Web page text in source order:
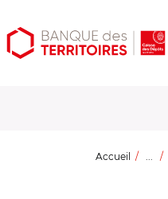
Aller
au
Aller
au
Ouvrir
les
Accueil ...